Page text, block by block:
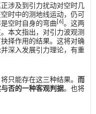
涉及到引力扰动对空时几
时中的测地线运动，仍可
空时自身的弯曲 [6]。这两
本文指出，对引力波观测
择作用的结果。这将对确
深入发展引力理论，有重
只能存在这三种结果。 而
否的一种客观判据。也将